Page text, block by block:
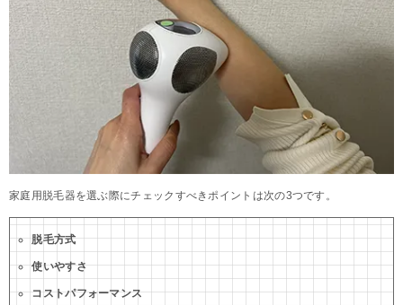
家庭用脱毛器を選ぶ際にチェックすべきポイントは次の3つです。
脱毛方式
使いやすさ
コストパフォーマンス